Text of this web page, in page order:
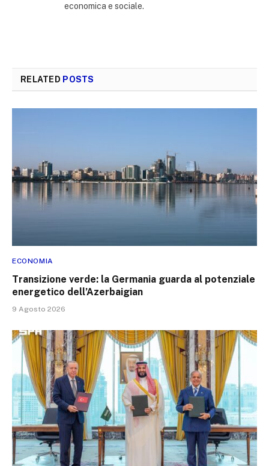
economica e sociale.
RELATED POSTS
ECONOMIA
Transizione verde: la Germania guarda al potenziale
energetico dell’Azerbaigian
9 Agosto 2026